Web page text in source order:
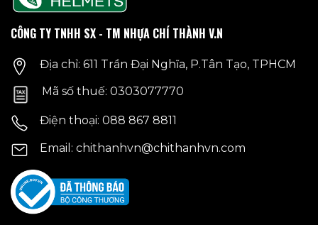
CÔNG TY TNHH SX - TM NHỰA CHÍ THÀNH V.N
Địa chỉ: 611 Trần Đại Nghĩa, P.Tân Tạo, TPHCM
Mã số thuế: 0303077770
Điện thoại: 088 867 8811
Email: chithanhvn@chithanhvn.com